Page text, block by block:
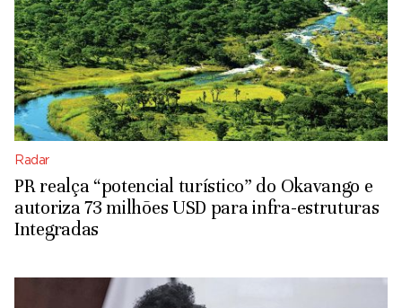
Radar
PR realça “potencial turístico” do Okavango e
autoriza 73 milhões USD para infra-estruturas
Integradas